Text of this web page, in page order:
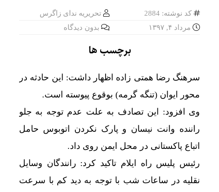
کد نوشته: 2884
تحریریه ندای زاگرس
مرداد ۴, ۱۳۹۷
بدون دیدگاه
برچسب ها
سرهنگ رضا همتی زاده اظهار داشت: این حادثه در
محور ایوان (تنگه گرمه) بوقوع پیوسته است.
وی افزود: این تصادف به علت عدم توجه به جلو
راننده وانت نیسان و پارک نکردن اتوبوس حامل
اتباع پاکستانی در محل ایمن روی داد.
رئیس پلیس راه ایلام تاکید کرد: رانندگان وسایل
نقلیه در ساعات شب با توجه به دید کم با سرعت